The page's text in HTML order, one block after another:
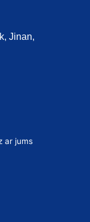
Jinan,
ar jums